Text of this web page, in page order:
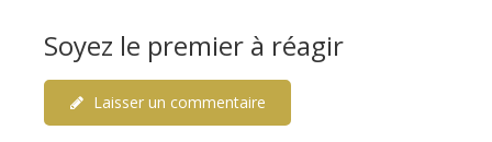
Soyez le premier à réagir
Laisser un commentaire